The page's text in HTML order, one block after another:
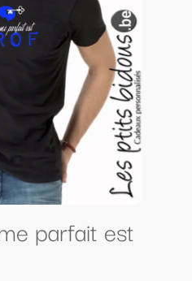
parfait est